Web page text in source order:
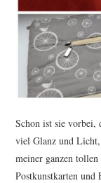
Schon ist sie vorbei,
viel Glanz und
meiner ganzen
Postkunstkarten